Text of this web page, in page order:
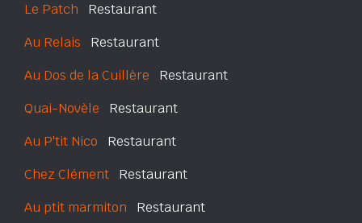
Le Patch Restaurant
Au Relais Restaurant
Au Dos de la Cuillère Restaurant
Quai-Novèle Restaurant
Au P'tit Nico Restaurant
Chez Clément Restaurant
Au ptit marmiton Restaurant